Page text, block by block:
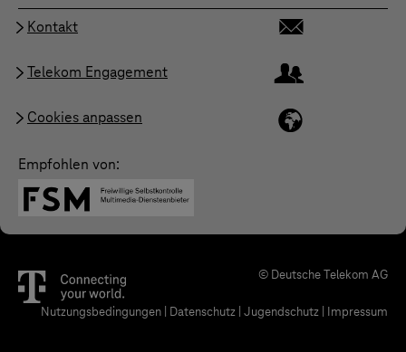
Kontakt
Telekom Engagement
Cookies anpassen
Empfohlen von:
© Deutsche Telekom AG
Nutzungsbedingungen Datenschutz Jugendschutz Impressum